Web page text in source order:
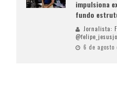
impulsiona
fundo
Jornalista:
6 de agosto